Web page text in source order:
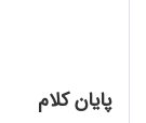
پایان کلام